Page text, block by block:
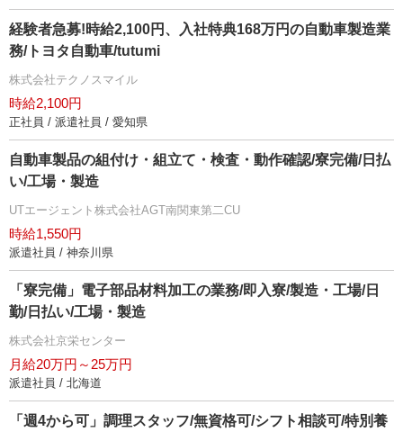
経験者急募!時給2,100円、入社特典168万円の自動車製造業
務/トヨタ自動車/tutumi
株式会社テクノスマイル
時給2,100円
正社員 / 派遣社員 / 愛知県
自動車製品の組付け・組立て・検査・動作確認/寮完備/日払
い/工場・製造
UTエージェント株式会社AGT南関東第二CU
時給1,550円
派遣社員 / 神奈川県
「寮完備」電子部品材料加工の業務/即入寮/製造・工場/日
勤/日払い/工場・製造
株式会社京栄センター
月給20万円～25万円
派遣社員 / 北海道
「週4から可」調理スタッフ/無資格可/シフト相談可/特別養